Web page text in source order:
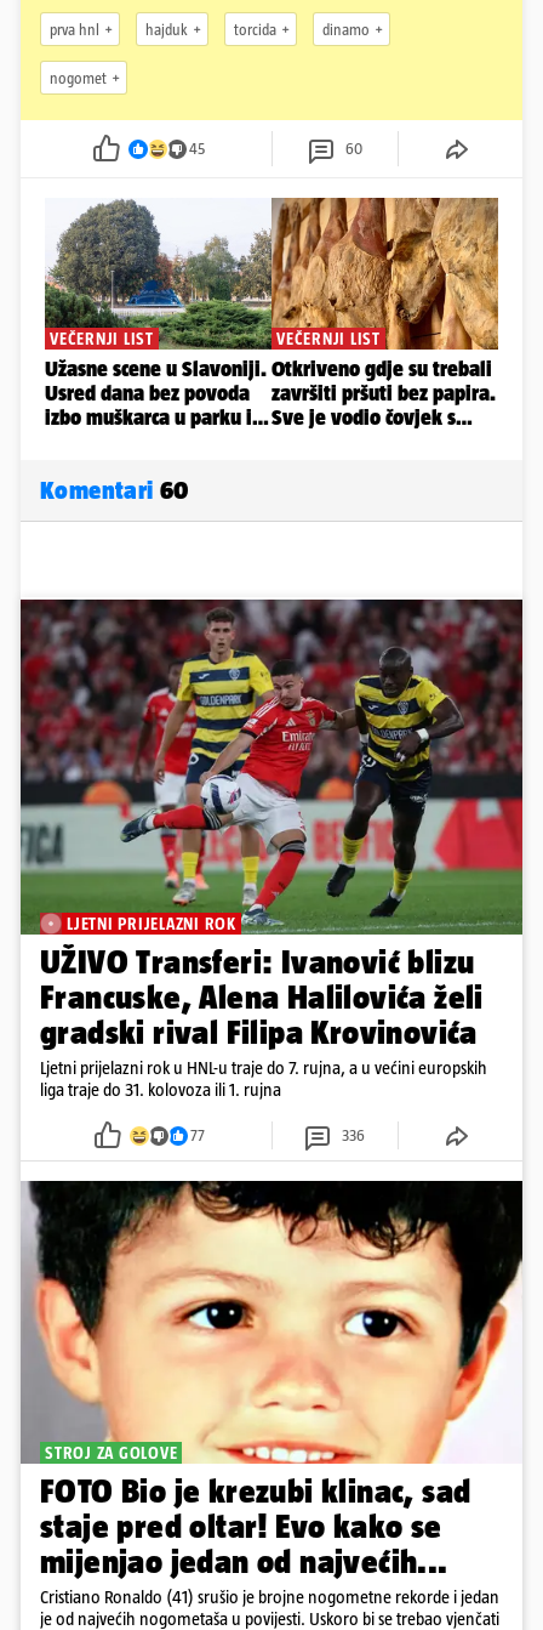
prva hnl hajduk torcida dinamo
nogomet
45 60
Komentari 60
LJETNI PRIJELAZNI ROK
UŽIVO Transferi: Ivanović blizu
Francuske, Alena Halilovića želi
gradski rival Filipa Krovinovića
Ljetni prijelazni rok u HNL-u traje do 7. rujna, a u većini europskih
liga traje do 31. kolovoza ili 1. rujna
77 336
STROJ ZA GOLOVE
FOTO Bio je krezubi klinac, sad
staje pred oltar! Evo kako se
mijenjao jedan od najvećih...
Cristiano Ronaldo (41) srušio je brojne nogometne rekorde i jedan
je od najvećih nogometaša u povijesti. Uskoro bi se trebao vjenčati